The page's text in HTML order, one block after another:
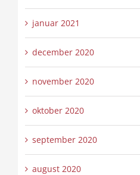
januar 2021
december 2020
november 2020
oktober 2020
september 2020
august 2020